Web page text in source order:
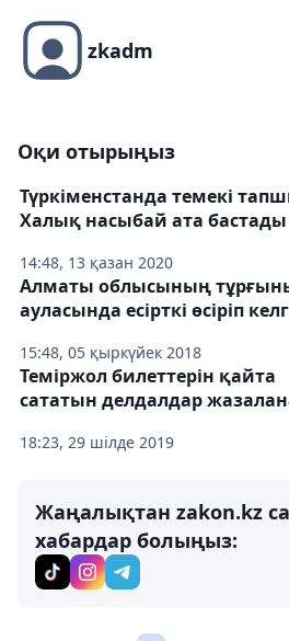
zkadm
Оқи отырыңыз
14:48, 13 қазан 2020
Түркіменстанда темекі
Халық насыбай ата бастады
15:48, 05 қыркүйек 2018
Алматы облысының
ауласында есірткі өсіріп
18:23, 29 шілде 2019
Теміржол билеттерін қайта
сататын делдалдар
Жаңалықтан zakon.kz
хабардар болыңыз: